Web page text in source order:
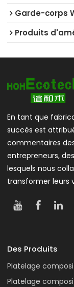
Garde-corps
Produits
En tant que
succès est
commentaires
entrepreneurs,
lesquels nous
transformer leurs
Des Produits
Platelage
Platelage